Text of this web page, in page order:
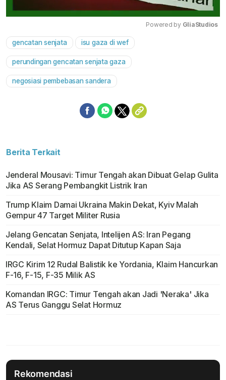
Powered by GliaStudios
gencatan senjata isu gaza di wef
perundingan gencatan senjata gaza
negosiasi pembebasan sandera
Berita Terkait
Jenderal Mousavi: Timur Tengah akan Dibuat Gelap Gulita
Jika AS Serang Pembangkit Listrik Iran
Trump Klaim Damai Ukraina Makin Dekat, Kyiv Malah
Gempur 47 Target Militer Rusia
Jelang Gencatan Senjata, Intelijen AS: Iran Pegang
Kendali, Selat Hormuz Dapat Ditutup Kapan Saja
IRGC Kirim 12 Rudal Balistik ke Yordania, Klaim Hancurkan
F-16, F-15, F-35 Milik AS
Komandan IRGC: Timur Tengah akan Jadi 'Neraka' Jika
AS Terus Ganggu Selat Hormuz
Rekomendasi